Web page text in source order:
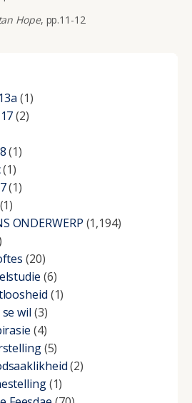
Hope, pp.11-12
(1)
(2)
(1)
(1)
(1)
(1)
ONDERWERP (1,194)
(20)
(6)
(1)
wil (3)
(4)
(5)
(2)
(1)